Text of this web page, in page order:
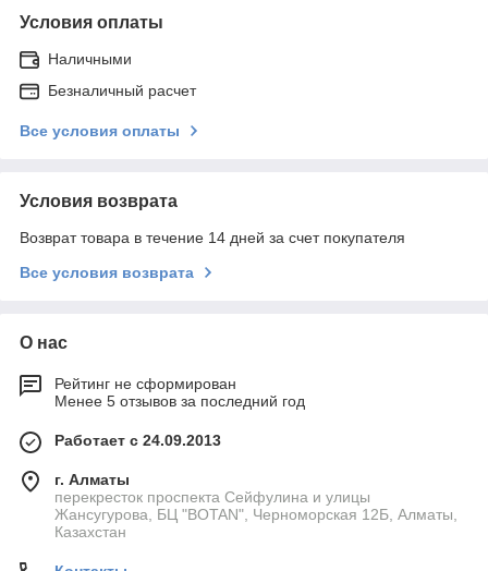
Условия оплаты
Наличными
Безналичный расчет
Все условия оплаты
Условия возврата
Возврат товара в течение 14 дней за счет покупателя
Все условия возврата
О нас
Рейтинг не сформирован
Менее 5 отзывов за последний год
Работает с 24.09.2013
г. Алматы
перекресток проспекта Сейфулина и улицы
Жансугурова, БЦ "BOTAN", Черноморская 12Б, Алматы,
Казахстан